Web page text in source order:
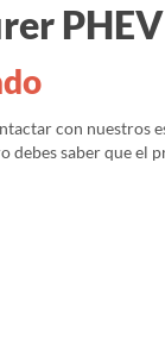
con nuestros
debes saber que el